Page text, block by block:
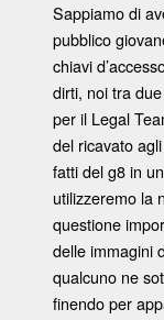
Sappiamo di
pubblico
chiavi
dirti, noi tra
per il Legal
del ricavato
fatti del g8 in
utilizzeremo la
questione
delle immagini
qualcuno ne
finendo per